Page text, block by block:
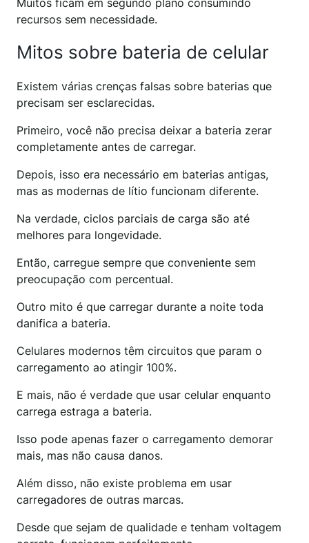
Muitos ficam em segundo plano consumindo
recursos sem necessidade.
Mitos sobre bateria de celular
Existem várias crenças falsas sobre baterias que
precisam ser esclarecidas.
Primeiro, você não precisa deixar a bateria zerar
completamente antes de carregar.
Depois, isso era necessário em baterias antigas,
mas as modernas de lítio funcionam diferente.
Na verdade, ciclos parciais de carga são até
melhores para longevidade.
Então, carregue sempre que conveniente sem
preocupação com percentual.
Outro mito é que carregar durante a noite toda
danifica a bateria.
Celulares modernos têm circuitos que param o
carregamento ao atingir 100%.
E mais, não é verdade que usar celular enquanto
carrega estraga a bateria.
Isso pode apenas fazer o carregamento demorar
mais, mas não causa danos.
Além disso, não existe problema em usar
carregadores de outras marcas.
Desde que sejam de qualidade e tenham voltagem